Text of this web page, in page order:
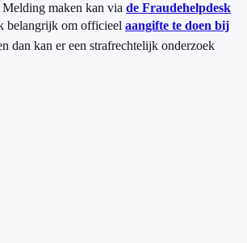
maken kan via de Fraudehelpdesk
belangrijk om officieel aangifte te doen bij
dan kan er een strafrechtelijk onderzoek